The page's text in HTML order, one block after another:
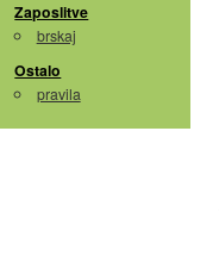
Zaposlitve
brskaj
Ostalo
pravila